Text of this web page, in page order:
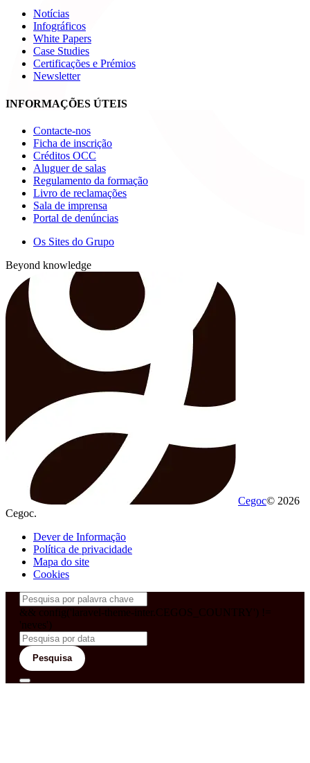
Notícias
Infográficos
White Papers
Case Studies
Certificações e Prémios
Newsletter
INFORMAÇÕES ÚTEIS
Contacte-nos
Ficha de inscrição
Créditos OCC
Aluguer de salas
Regulamento da formação
Livro de reclamações
Sala de imprensa
Portal de denúncias
Os Sites do Grupo
Beyond knowledge
Cegoc© 2026
Cegoc.
Dever de Informação
Política de privacidade
Mapa do site
Cookies
&& config('laravel-theme-inter.CEGOS_COUNTRY') !=
'neves')
Pesquisa